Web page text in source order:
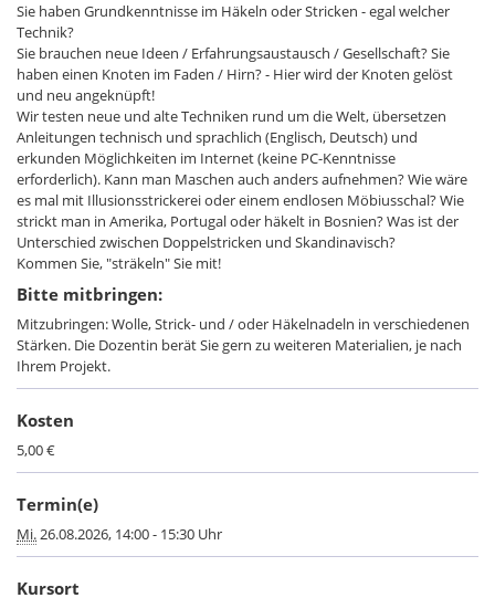
Sie haben Grundkenntnisse im Häkeln oder Stricken - egal welcher
Technik?
Sie brauchen neue Ideen / Erfahrungsaustausch / Gesellschaft? Sie
haben einen Knoten im Faden / Hirn? - Hier wird der Knoten gelöst
und neu angeknüpft!
Wir testen neue und alte Techniken rund um die Welt, übersetzen
Anleitungen technisch und sprachlich (Englisch, Deutsch) und
erkunden Möglichkeiten im Internet (keine PC-Kenntnisse
erforderlich). Kann man Maschen auch anders aufnehmen? Wie wäre
es mal mit Illusionsstrickerei oder einem endlosen Möbiusschal? Wie
strickt man in Amerika, Portugal oder häkelt in Bosnien? Was ist der
Unterschied zwischen Doppelstricken und Skandinavisch?
Kommen Sie, "sträkeln" Sie mit!
Bitte mitbringen:
Mitzubringen: Wolle, Strick- und / oder Häkelnadeln in verschiedenen
Stärken. Die Dozentin berät Sie gern zu weiteren Materialien, je nach
Ihrem Projekt.
Kosten
5,00 €
Termin(e)
Mi.26.08.2026, 14:00 - 15:30 Uhr
Kursort